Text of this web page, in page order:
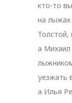
кто-то
на лыжах
Толстой,
а Михаил
уезжать
а Илья